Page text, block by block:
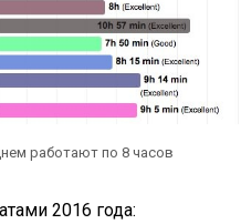
работают по 8 часов
2016 года: